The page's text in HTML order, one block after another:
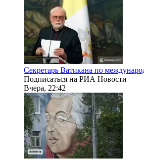
Секретарь Ватикана по
Подписаться на РИА Новости
Вчера, 22:42